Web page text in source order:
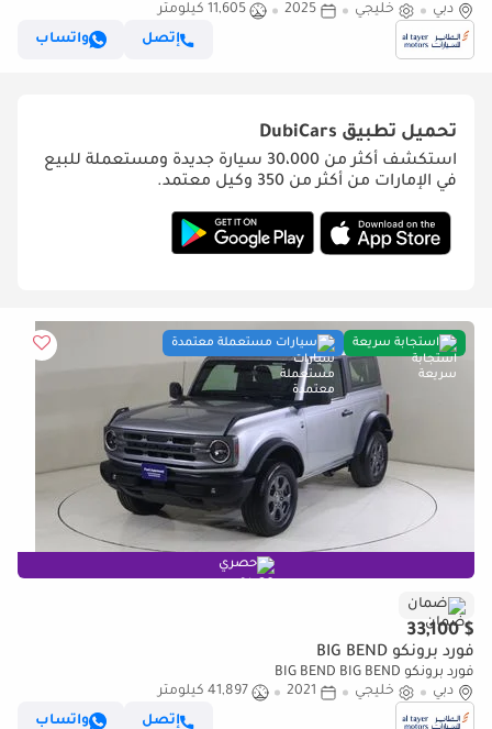
SHOWROOM
دبي خليجي 2025
11,605 كيلومتر
إتصل
واتساب
تحميل تطبيق DubiCars
استكشف أكثر من 30،000 سيارة جديدة ومستعملة للبيع
في الإمارات من أكثر من 350 وكيل معتمد.
استجابة سريعة سيارات مستعملة معتمدة
حصري
ضمان
$ 33,100
فورد برونكو BIG BEND
فورد برونكو BIG BEND BIG BEND
دبي
خليجي 2021
41,897 كيلومتر
إتصل
واتساب